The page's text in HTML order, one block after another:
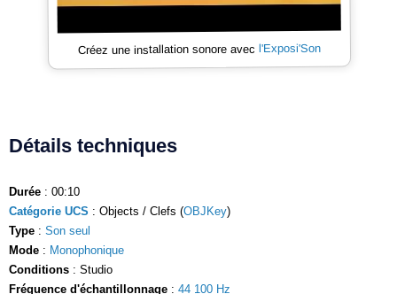
Créez une installation sonore avecl'Exposi'Son
Détails techniques
Durée : 00:10
Catégorie UCS : Objects / Clefs (OBJKey)
Type : Son seul
Mode : Monophonique
Conditions : Studio
Fréquence d'échantillonnage : 44 100 Hz